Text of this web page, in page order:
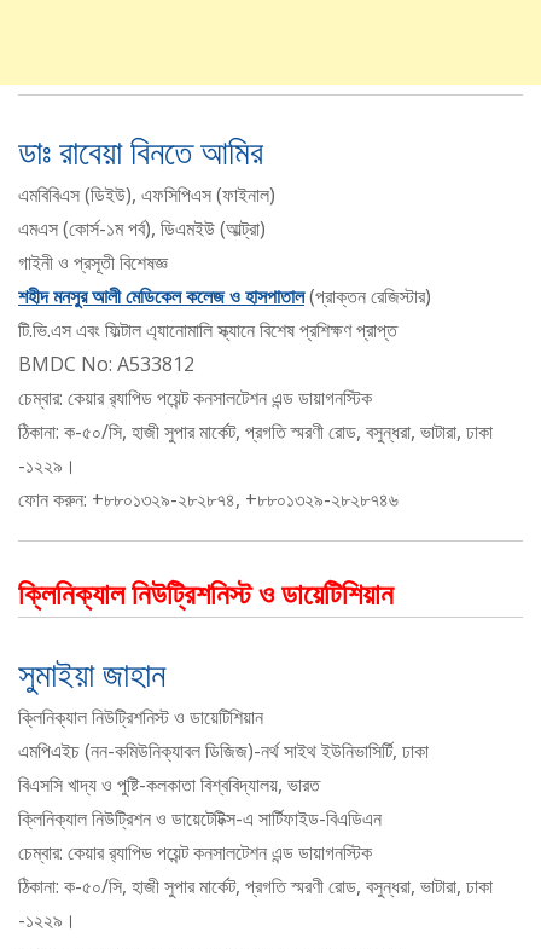
ডাঃ রাবেয়া বিনতে আমির
এমবিবিএস (ডিইউ), এফসিপিএস (ফাইনাল)
এমএস (কোর্স-১ম পর্ব), ডিএমইউ (আল্ট্রা)
গাইনী ও প্রসূতী বিশেষজ্ঞ
শহীদ মনসুর আলী মেডিকেল কলেজ ও হাসপাতাল(প্রাক্তন রেজিস্টার)
টি.ভি.এস এবং ফিল্টাল এ্যানোমালি স্ক্যানে বিশেষ প্রশিক্ষণ প্রাপ্ত
BMDC No: A533812
চেম্বার: কেয়ার র‍্যাপিড পয়েন্ট কনসালটেশন এন্ড ডায়াগনস্টিক
ঠিকানা: ক-৫০/সি, হাজী সুপার মার্কেট, প্রগতি স্মরণী রোড, বসুন্ধরা, ভাটারা, ঢাকা
-১২২৯।
ফোন করুন: +৮৮০১৩২৯-২৮২৮৭৪, +৮৮০১৩২৯-২৮২৮৭৪৬
ক্লিনিক্যাল নিউট্রিশনিস্ট ও ডায়েটিশিয়ান
সুমাইয়া জাহান
ক্লিনিক্যাল নিউট্রিশনিস্ট ও ডায়েটিশিয়ান
এমপিএইচ (নন-কমিউনিক্যাবল ডিজিজ)-নর্থ সাইথ ইউনিভাসির্টি, ঢাকা
বিএসসি খাদ্য ও পুষ্টি-কলকাতা বিশ্ববিদ্যালয়, ভারত
ক্লিনিক্যাল নিউট্রিশন ও ডায়েটেটিক্স-এ সার্টিফাইড-বিএডিএন
চেম্বার: কেয়ার র‍্যাপিড পয়েন্ট কনসালটেশন এন্ড ডায়াগনস্টিক
ঠিকানা: ক-৫০/সি, হাজী সুপার মার্কেট, প্রগতি স্মরণী রোড, বসুন্ধরা, ভাটারা, ঢাকা
-১২২৯।